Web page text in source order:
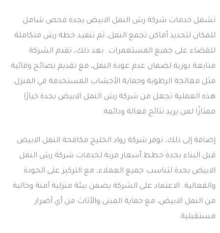
تشمل خدمات شركة رش النمل الابيض بجدة فحص شامل
للمكان لتحديد أماكن تجمع النمل، ثم تنفيذ خطة رش متكاملة
للقضاء على جميع المستعمرات. بعد ذلك، تقدم الشركة
متابعة دورية لضمان عدم عودة النمل، مع تقديم نصائح وقائية
مثل معالجة الرطوبة وحماية الأخشاب المستخدمة في المنزل.
هذه العملية تجعل من شركة رش النمل الابيض بجدة خيارًا
ممتازًا لمن يريد نتائج فعالة ودائمة.
إضافة إلى ذلك، توفر شركة رواد الخليج مكافحة النمل الابيض
قبل البناء بجدة خطط أسعار مرنة لخدمات شركة رش النمل
الابيض بجدة لتناسب جميع العملاء، مع التركيز على الجودة
والفعالية. الاعتماد على الشركة يضمن بيئة منزلية آمنة وخالية
من النمل الابيض، مع حماية المبنى والأثاث من أي أضرار
مستقبلية.